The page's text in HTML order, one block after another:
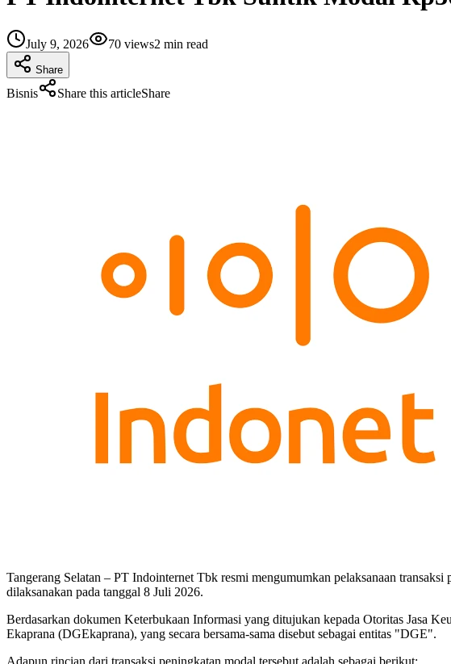
July 9, 2026 70 views2 min read
Share
Bisnis Share this articleShare
Tangerang Selatan – PT Indointernet Tbk resmi mengumumkan pelaksanaan
dilaksanakan pada tanggal 8 Juli 2026.
Berdasarkan dokumen Keterbukaan Informasi yang ditujukan kepada Otoritas Jasa
Ekaprana (DGEkaprana), yang secara bersama-sama disebut sebagai entitas "DGE".
Adapun rincian dari transaksi peningkatan modal tersebut adalah sebagai berikut: